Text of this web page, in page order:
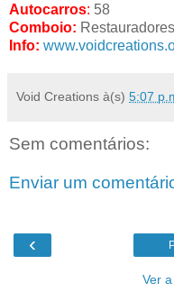
Autocarros: 58
Comboio: Restauradores
Info:
Void Creations à(s) 5:07
Sem comentários:
Enviar um
‹
Ver